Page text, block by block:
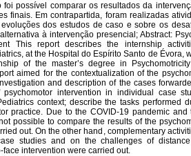
foi possível comparar os resultados da
finais. Em contrapartida, foram realizadas
dos estudos de caso e sobre os
à intervenção presencial; Abstract:
This report describes the internship
at the Hospital do Espírito Santo de Évora,
of the master’s degree in
aimed for the contextualization of the
and description of the cases
psychomotor intervention in individual case
context; describe the tasks performed
practice. Due to the COVID-19 pandemic
possible to compare the results of the
out. On the other hand, complementary
studies and on the challenges of
face intervention were carried out.